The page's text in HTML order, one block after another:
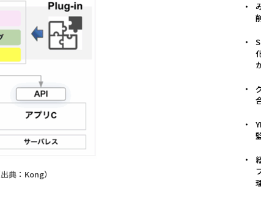
典：Kong）